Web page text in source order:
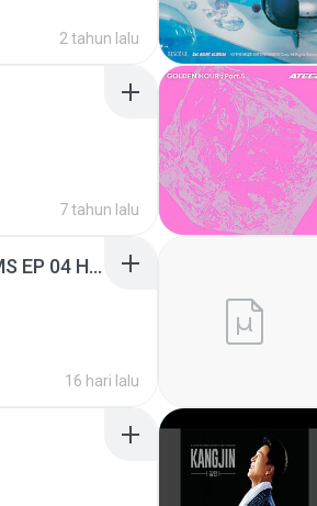
2 tahun lalu
7 tahun lalu
[Witanime.com] TSTJWGCDMS EP 04 HD.mp4
16 hari lalu